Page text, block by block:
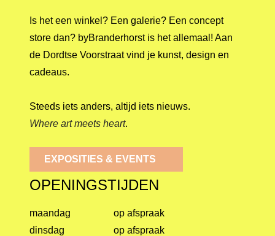
Is het een winkel? Een galerie? Een concept
store dan? byBranderhorst is het allemaal! Aan
de Dordtse Voorstraat vind je kunst, design en
cadeaus.
Steeds iets anders, altijd iets nieuws.
Where art meets heart.
EXPOSITIES & EVENTS
OPENINGSTIJDEN
maandag
dinsdag
op afspraak
op afspraak